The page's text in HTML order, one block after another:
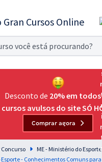
Ilimitada 11
os cursos. Teste grátis por 7 dias!
OAB Até Passar
a toda preparação para o Exame da
Multiprofissionais
e intensiva para as principais
saúde do Brasil
Desconto de 20% em
cursos avulsos do site SÓ
Comprar agora
Concurso
ME - Ministério do Esporte